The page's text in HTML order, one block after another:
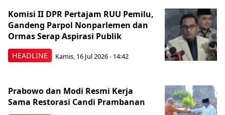
HEADLINE
Komisi II DPR Pertajam RUU Pemilu,
Gandeng Parpol Nonparlemen dan
Ormas Serap Aspirasi Publik
Kamis, 16 Jul 2026 - 14:42
Prabowo dan Modi Resmi Kerja
Sama Restorasi Candi Prambanan